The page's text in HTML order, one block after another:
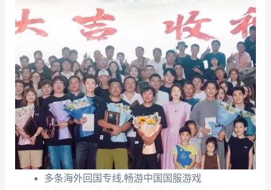
多条海外回国专线,畅游中国国服游戏